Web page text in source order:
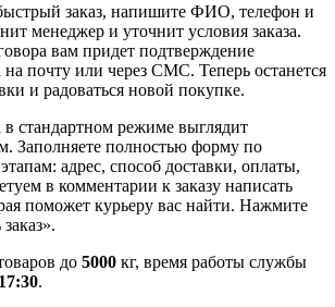
заказ, напишите ФИО, телефон и
менеджер и уточнит условия заказа.
вам придет подтверждение
почту или через СМС. Теперь останется
и радоваться новой покупке.
стандартном режиме выглядит
Заполняете полностью форму по
адрес, способ доставки, оплаты,
в комментарии к заказу написать
поможет курьеру вас найти. Нажмите
до 5000 кг, время работы службы
17:30.